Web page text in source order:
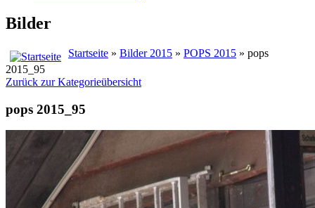
Bilder
Startseite » Bilder 2015 » POPS 2015 » pops
2015_95
Zurück zur Kategorieübersicht
pops 2015_95